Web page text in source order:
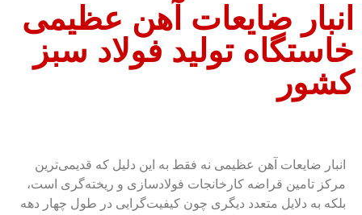
انبار ضایعات آهن عظیمی
خاستگاه تولید فولاد سبز
کشور
انبار ضایعات آهن عظیمی نه فقط به این دلیل که قدیمی‌ترین
مرکز تامین قراضه کارخانجات فولادسازی و ریخته‌گری است،
بلکه به دلایل متعدد دیگری چون کیفیت‌گرایی در طول چهار دهه